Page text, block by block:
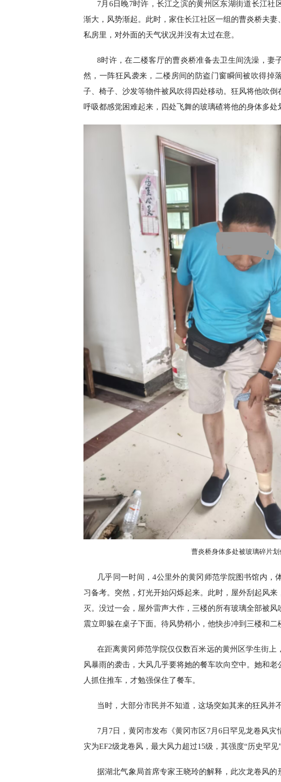
7月6日晚7时许，长江之滨的黄州区东湖街道长江社
渐大，风势渐起。此时，家住长江社区一组的曹炎桥夫
私房里，对外面的天气状况并没有太过在意。
8时许，在二楼客厅的曹炎桥准备去卫生间洗澡，妻
然，一阵狂风袭来，二楼房间的防盗门窗瞬间被吹得掉
子、椅子、沙发等物件被风吹得四处移动。狂风将他吹
呼吸都感觉困难起来，四处飞舞的玻璃碴将他的身体多处
曹炎桥身体多处被玻璃碎片划
几乎同一时间，4公里外的黄冈师范学院图书馆内，
习备考。突然，灯光开始闪烁起来。此时，屋外刮起风
灭。没过一会，屋外雷声大作，三楼的所有玻璃全部被
震立即躲在桌子下面。待风势稍小，他快步冲到三楼和二
在距离黄冈师范学院仅仅数百米远的黄州区学生街上
风暴雨的袭击，大风几乎要将她的餐车吹向空中。她和
人抓住推车，才勉强保住了餐车。
当时，大部分市民并不知道，这场突如其来的狂风并
7月7日，黄冈市发布《黄冈市区7月6日罕见龙卷风
灾为EF2级龙卷风，最大风力超过15级，其强度“历史罕见”
据湖北气象局首席专家王晓玲的解释，此次龙卷风的